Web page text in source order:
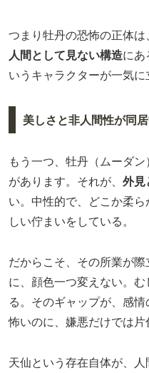
つまり牡丹の恐怖の正体は
人間として見ない構造にあ
いうキャラクターが一気に
美しさと非人間性が同
もう一つ、牡丹（ムーダ
があります。それが、 外見
い。中性的で、どこか柔
しい佇まいをしている。
だからこそ、その所業が
に、顔色一つ変えない。
る。そのギャップが、感情
怖いのに、嫌悪だけでは片
天仙という存在自体が、